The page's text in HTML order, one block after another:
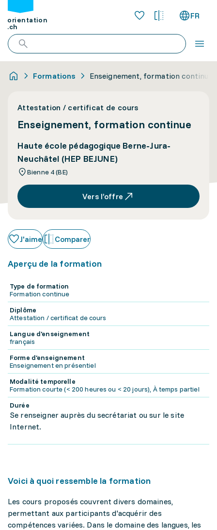
orientation
.ch
FR
Formations Enseignement, formation continue
Attestation / certificat de cours
Enseignement, formation continue
Haute école pédagogique Berne-Jura-
Neuchâtel (HEP BEJUNE)
Bienne 4 (BE)
Vers l’offre
J'aime Comparer
Aperçu de la formation
Type de formation
Formation continue
Diplôme
Attestation / certificat de cours
Langue d'enseignement
français
Forme d'enseignement
Enseignement en présentiel
Modalité temporelle
Formation courte (< 200 heures ou < 20 jours), À temps partiel
Durée
Se renseigner auprès du secrétariat ou sur le site
Internet.
Voici à quoi ressemble la formation
Les cours proposés couvrent divers domaines,
permettant aux participants d'acquérir des
compétences variées. Dans le domaine des langues, les